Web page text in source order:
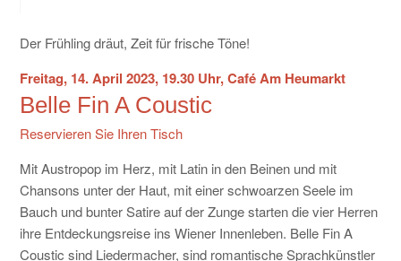
ÜBER EINEDRAHN
PRESSE
KONTAKT
Der Frühling dräut, Zeit für frische Töne!
Freitag, 14. April 2023, 19.30 Uhr, Café Am Heumarkt
Belle Fin A Coustic
Reservieren Sie Ihren Tisch
Mit Austropop im Herz, mit Latin in den Beinen und mit
Chansons unter der Haut, mit einer schwoarzen Seele im
Bauch und bunter Satire auf der Zunge starten die vier Herren
ihre Entdeckungsreise ins Wiener Innenleben. Belle Fin A
Coustic sind Liedermacher, sind romantische Sprachkünstler